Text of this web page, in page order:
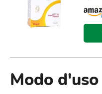
Modo d'uso